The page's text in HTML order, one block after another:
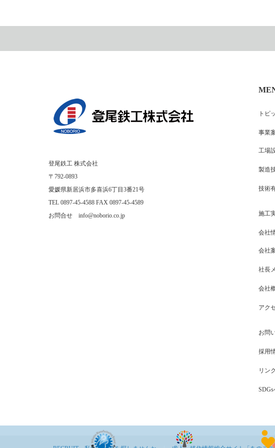
トピ
事業
工場
製造
技術
施工
会社
会社
社長
会社
アク
お問
採用
リンク
登尾鉄工 株式会社
〒792-0893
愛媛県新居浜市多喜浜6丁目3番21号
TEL 0897-45-4588 FAX 0897-45-4589
お問合せ info@noborio.co.jp